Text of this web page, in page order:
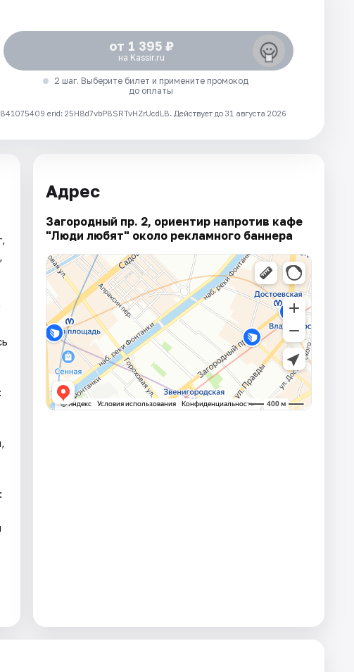
от 1 395 ₽
на Kassir.ru
2 шаг. Выберите билет и примените промокод
до оплаты
erid: 25H8d7vbP8SRTvHZrUcdLB. Действует до 31 августа 2026
Адрес
Загородный пр. 2, ориентир напротив кафе
"Люди любят" около рекламного баннера